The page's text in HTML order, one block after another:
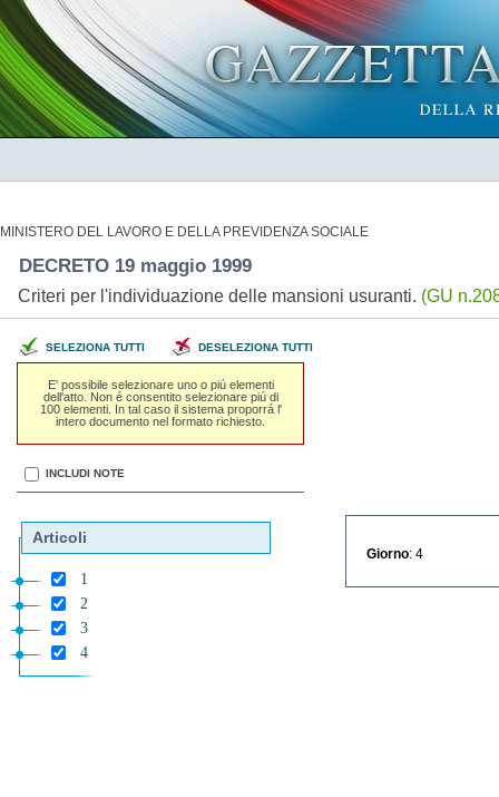
MINISTERO DEL LAVORO E DELLA PREVIDENZA SOCIALE
DECRETO 19 maggio 1999
Criteri per l'individuazione delle mansioni usuranti. (GU
SELEZIONA TUTTI DESELEZIONA TUTTI
E' possibile selezionare uno o piú elementi
dell'atto. Non é consentito selezionare piú di
100 elementi. In tal caso il sistema proporrá l'
intero documento nel formato richiesto.
INCLUDI NOTE
Articoli
1
2
3
4
Giorno : 4